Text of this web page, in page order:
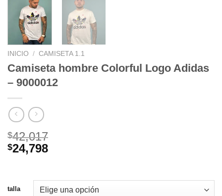
INICIO / CAMISETA 1.1
Camiseta hombre Colorful Logo Adidas
– 9000012
$42,017
$24,798
talla